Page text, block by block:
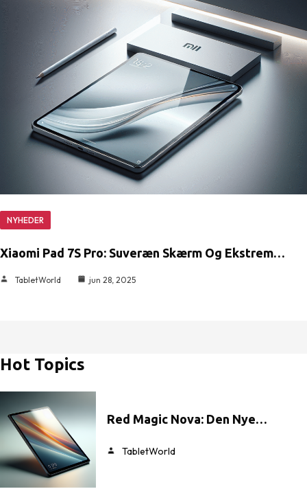
NYHEDER
Xiaomi Pad 7S Pro: Suveræn Skærm Og Ekstrem…
TabletWorld jun 28, 2025
Hot Topics
Red Magic Nova: Den Nye…
TabletWorld